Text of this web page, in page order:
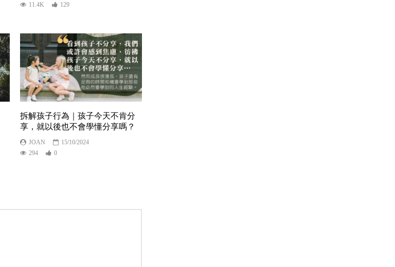
11.4K
129
拆解孩子行為｜孩子今天不肯分
享，就以後也不會學懂分享嗎？
JOAN
15/10/2024
294
0